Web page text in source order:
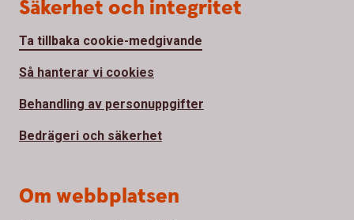
Säkerhet och integritet
Ta tillbaka cookie-medgivande
Så hanterar vi cookies
Behandling av personuppgifter
Bedrägeri och säkerhet
Om webbplatsen